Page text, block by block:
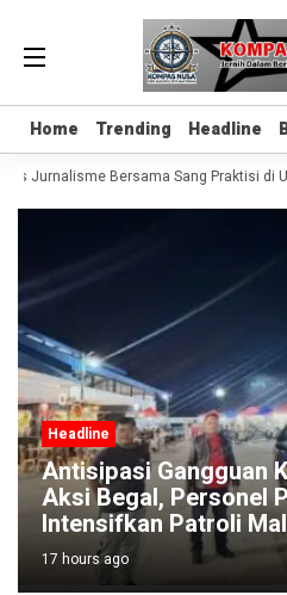
Home Trending Headline
Home Trending Headline
Jurnalisme Bersama Sang Praktisi di
Headline
Antisipasi Gangguan
Aksi Begal, Personel
Intensifkan Patroli
17 hours ago